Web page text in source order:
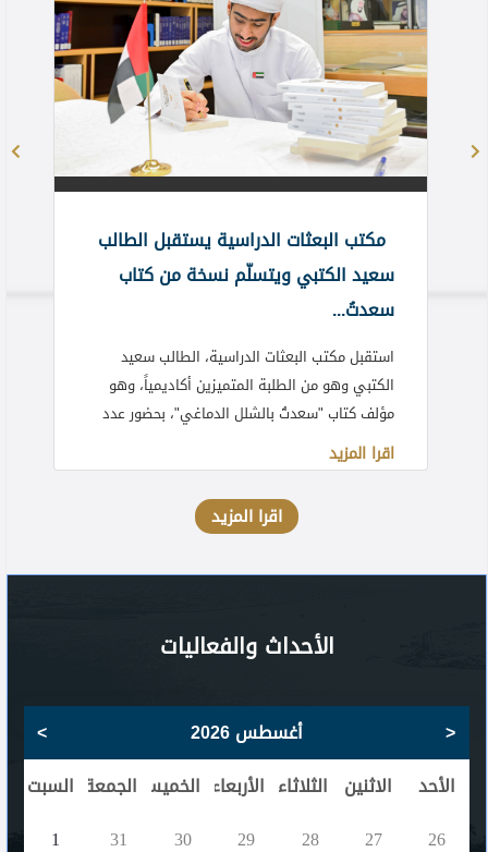
مكتب البعثات الدراسية يستقبل الطالب
سعيد الكتبي ويتسلّم نسخة من كتاب
سعدتُ...
استقبل مكتب البعثات الدراسية، الطالب سعيد
الكتبي وهو من الطلبة المتميزين أكاديمياً، وهو
مؤلف كتاب "سعدتُ بالشلل الدماغي"، بحضور عدد
من الموظفين.
اقرا المزيد
اقرا المزيد
الأحداث والفعاليات
> أغسطس 2026
<
الأحد
الاثنين الثلاثاء الأربعاء الخميس الجمعة السبت
26
27
28
29
30
31
1